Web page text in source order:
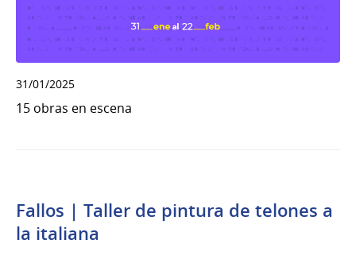
31/01/2025
15 obras en escena
Fallos | Taller de pintura de telones a
la italiana